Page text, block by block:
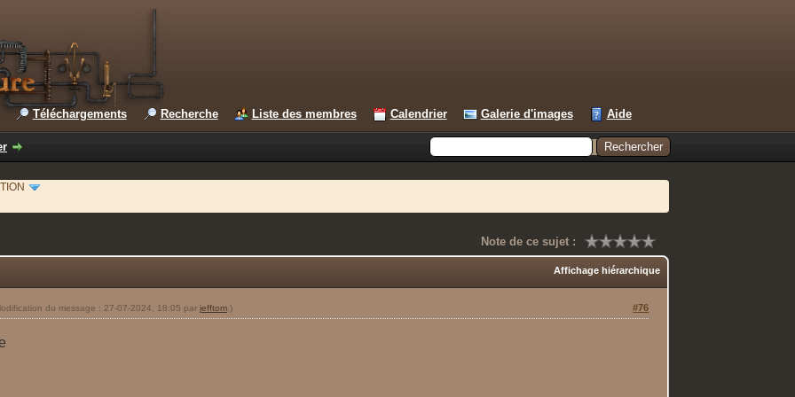
Téléchargements Recherche Liste des membres Calendrier Galerie d'images Aide
Note de ce sujet :
Affichage hiérarchique
#76
du message : 27-07-2024, 18:05 par jefftom.)